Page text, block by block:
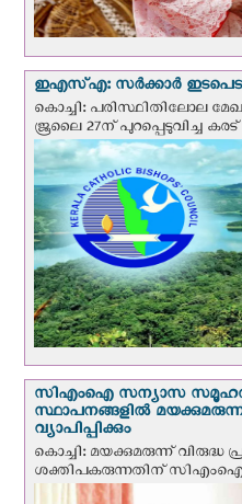
ഇഎസ്എ: സര്‍ക്കാര്‍
കൊച്ചി: പരിസ്ഥിതിലോല
ജൂലൈ 27ന് പുറപ്പെടുവിച്ച
സി‌എം‌ഐ സന്യാസ
സ്ഥാപനങ്ങളില്‍
വ്യാപിപ്പിക്കും
കൊച്ചി: മയക്കുമരുന്ന് വിരുദ്ധ
ശക്തിപകരുന്നതിന് സിഎംഐ